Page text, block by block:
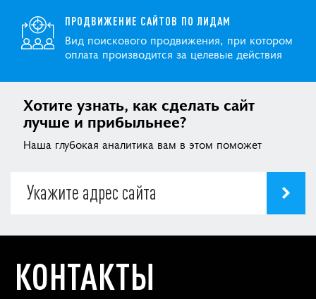
ПРОДВИЖЕНИЕ САЙТОВ ПО ЛИДАМ
Вид поискового продвижения, при котором
оплата производится за целевые действия
Хотите узнать, как сделать сайт
лучше и прибыльнее?
Наша глубокая аналитика вам в этом поможет
КОНТАКТЫ